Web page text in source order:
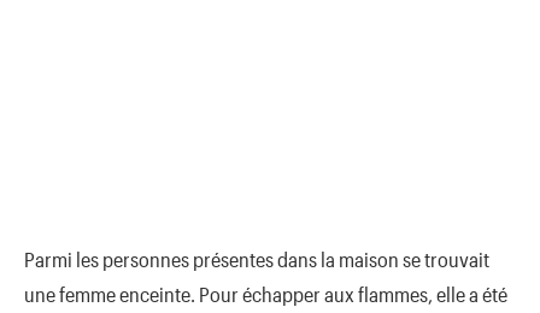
Parmi les personnes présentes dans la maison se trouvait
une femme enceinte. Pour échapper aux flammes, elle a été